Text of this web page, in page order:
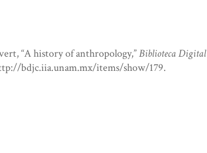
“A history of anthropology,”Biblioteca Digital
bdjc.iia.unam.mx/items/show/179.